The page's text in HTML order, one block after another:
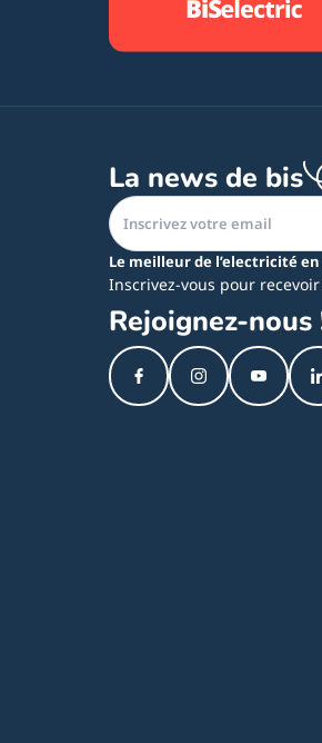
La news de bis
Le meilleur de l’electricité
Inscrivez-vous pour
Rejoignez-nous